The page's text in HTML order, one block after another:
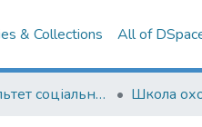
& Collections All of
006. Факультет соціальних наук і соціальних технологій Школа